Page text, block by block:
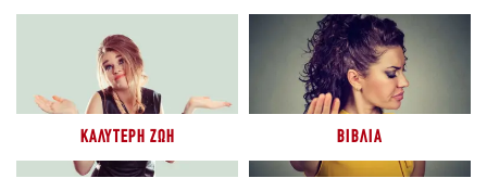
ΚΑΛΎΤΕΡΗ ΖΩΉ ΒΙΒΛΊΑ